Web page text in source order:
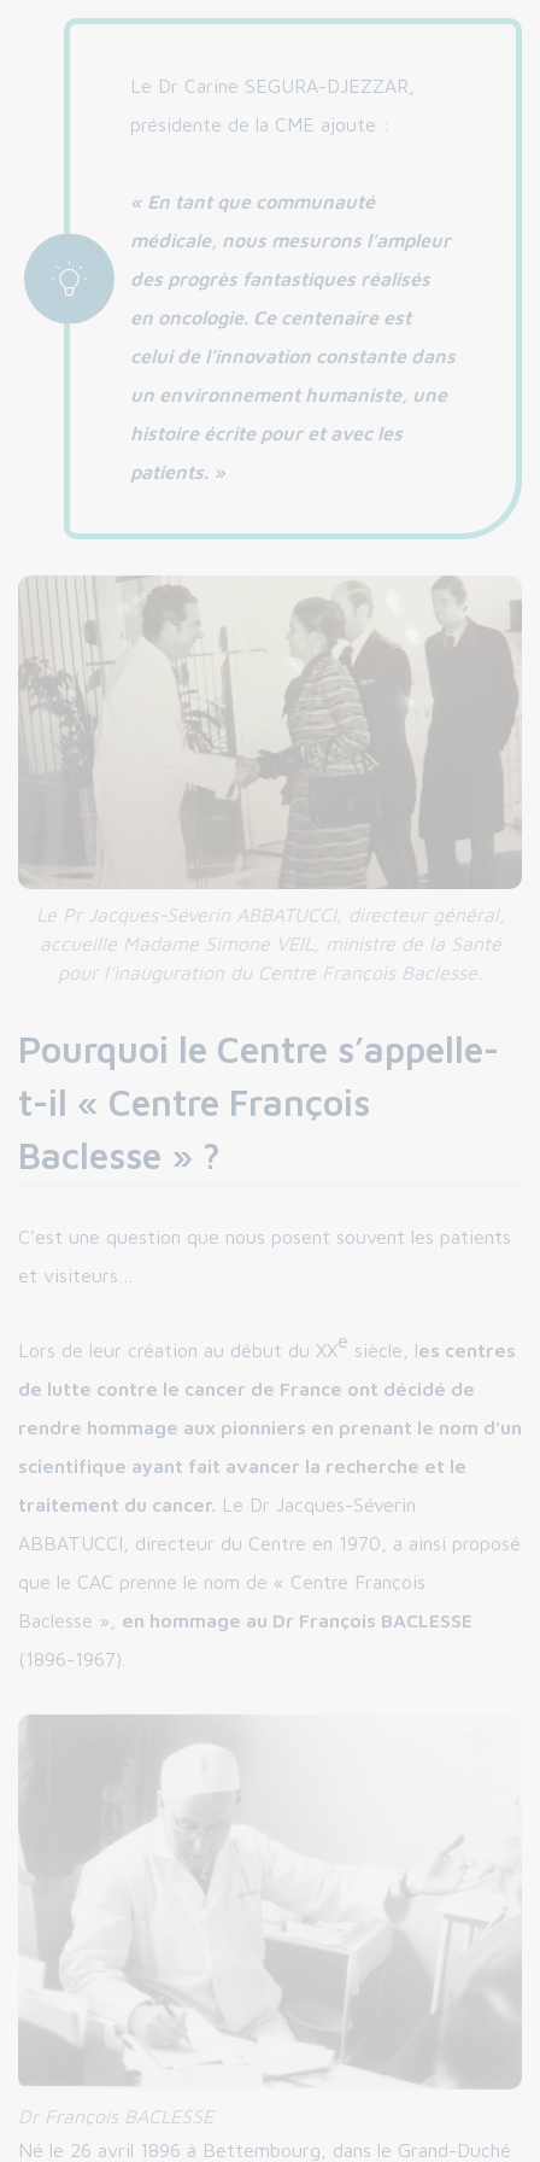
Le Dr Carine SEGURA-DJEZZAR,
présidente de la CME ajoute :
« En tant que communauté
médicale, nous mesurons l’ampleur
des progrès fantastiques réalisés
en oncologie. Ce centenaire est
celui de l’innovation constante dans
un environnement humaniste, une
histoire écrite pour et avec les
patients. »
Le Pr Jacques-Séverin ABBATUCCI, directeur général,
accueille Madame Simone VEIL, ministre de la Santé
pour l’inauguration du Centre François Baclesse.
Pourquoi le Centre s’appelle-
t-il « Centre François
Baclesse » ?
C’est une question que nous posent souvent les patients
et visiteurs…
Lors de leur création au début du XXe siècle, les centres
de lutte contre le cancer de France ont décidé de
rendre hommage aux pionniers en prenant le nom d’un
scientifique ayant fait avancer la recherche et le
traitement du cancer. Le Dr Jacques-Séverin
ABBATUCCI, directeur du Centre en 1970, a ainsi proposé
que le CAC prenne le nom de « Centre François
Baclesse », en hommage au Dr François BACLESSE
(1896-1967).
Dr François BACLESSE
Né le 26 avril 1896 à Bettembourg, dans le Grand-Duché